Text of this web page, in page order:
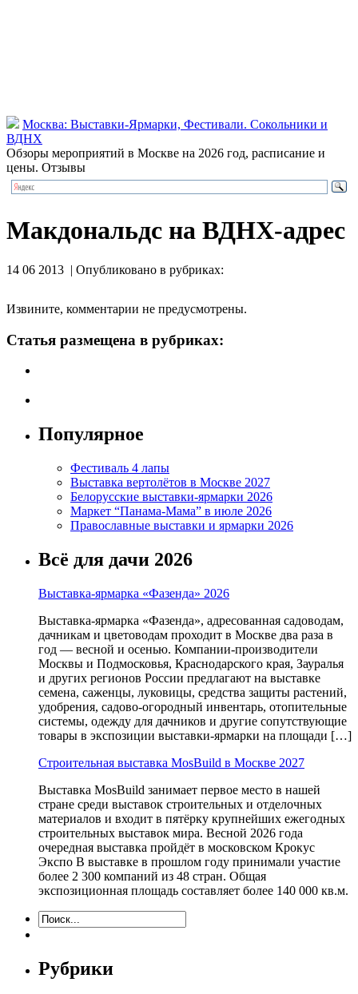
Москва: Выставки-Ярмарки, Фестивали. Сокольники и
ВДНХ
Обзоры мероприятий в Москве на 2026 год, расписание и
цены. Отзывы
Макдональдс на ВДНХ-адрес
14 06 2013 | Опубликовано в рубриках:
Извините, комментарии не предусмотрены.
Статья размещена в рубриках:
Популярное
Фестиваль 4 лапы
Выставка вертолётов в Москве 2027
Белорусские выставки-ярмарки 2026
Маркет “Панама-Мама” в июле 2026
Православные выставки и ярмарки 2026
Всё для дачи 2026
Выставка-ярмарка «Фазенда» 2026
Выставка-ярмарка «Фазенда», адресованная садоводам,
дачникам и цветоводам проходит в Москве два раза в
год — весной и осенью. Компании-производители
Москвы и Подмосковья, Краснодарского края, Зауралья
и других регионов России предлагают на выставке
семена, саженцы, луковицы, средства защиты растений,
удобрения, садово-огородный инвентарь, отопительные
системы, одежду для дачников и другие сопутствующие
товары в экспозиции выставки-ярмарки на площади […]
Строительная выставка MosBuild в Москве 2027
Выставка MosBuild занимает первое место в нашей
стране среди выставок строительных и отделочных
материалов и входит в пятёрку крупнейших ежегодных
строительных выставок мира. Весной 2026 года
очередная выставка пройдёт в московском Крокус
Экспо В выставке в прошлом году принимали участие
более 2 300 компаний из 48 стран. Общая
экспозиционная площадь составляет более 140 000 кв.м.
Рубрики